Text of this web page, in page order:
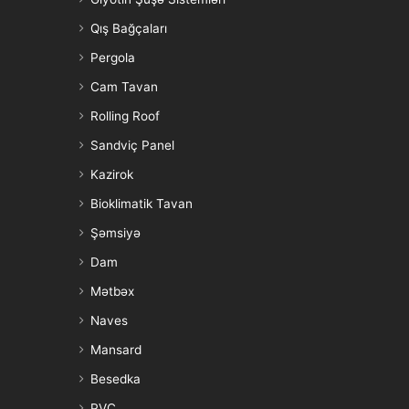
Qış Bağçaları
Pergola
Cam Tavan
Rolling Roof
Sandviç Panel
Kazirok
Bioklimatik Tavan
Şəmsiyə
Dam
Mətbəx
Naves
Mansard
Besedka